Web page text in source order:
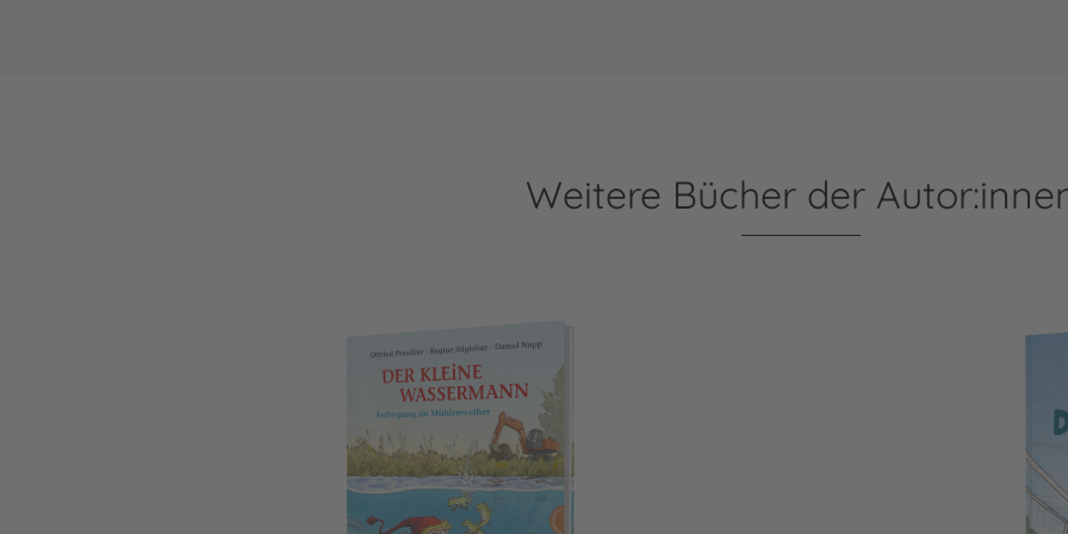
Weitere Bücher der
Der kleine Wassermann: Aufregung im Mühlenweiher Dr. Brumm: Anpfiff für